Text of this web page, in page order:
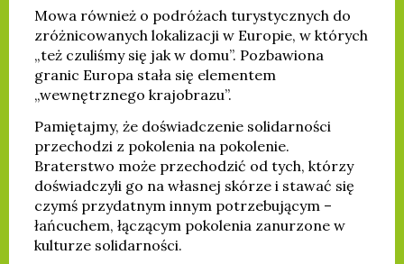
Mowa również o podróżach turystycznych do
zróżnicowanych lokalizacji w Europie, w których
„też czuliśmy się jak w domu”. Pozbawiona
granic Europa stała się elementem
„wewnętrznego krajobrazu”.
Pamiętajmy, że doświadczenie solidarności
przechodzi z pokolenia na pokolenie.
Braterstwo może przechodzić od tych, którzy
doświadczyli go na własnej skórze i stawać się
czymś przydatnym innym potrzebującym –
łańcuchem, łączącym pokolenia zanurzone w
kulturze solidarności.